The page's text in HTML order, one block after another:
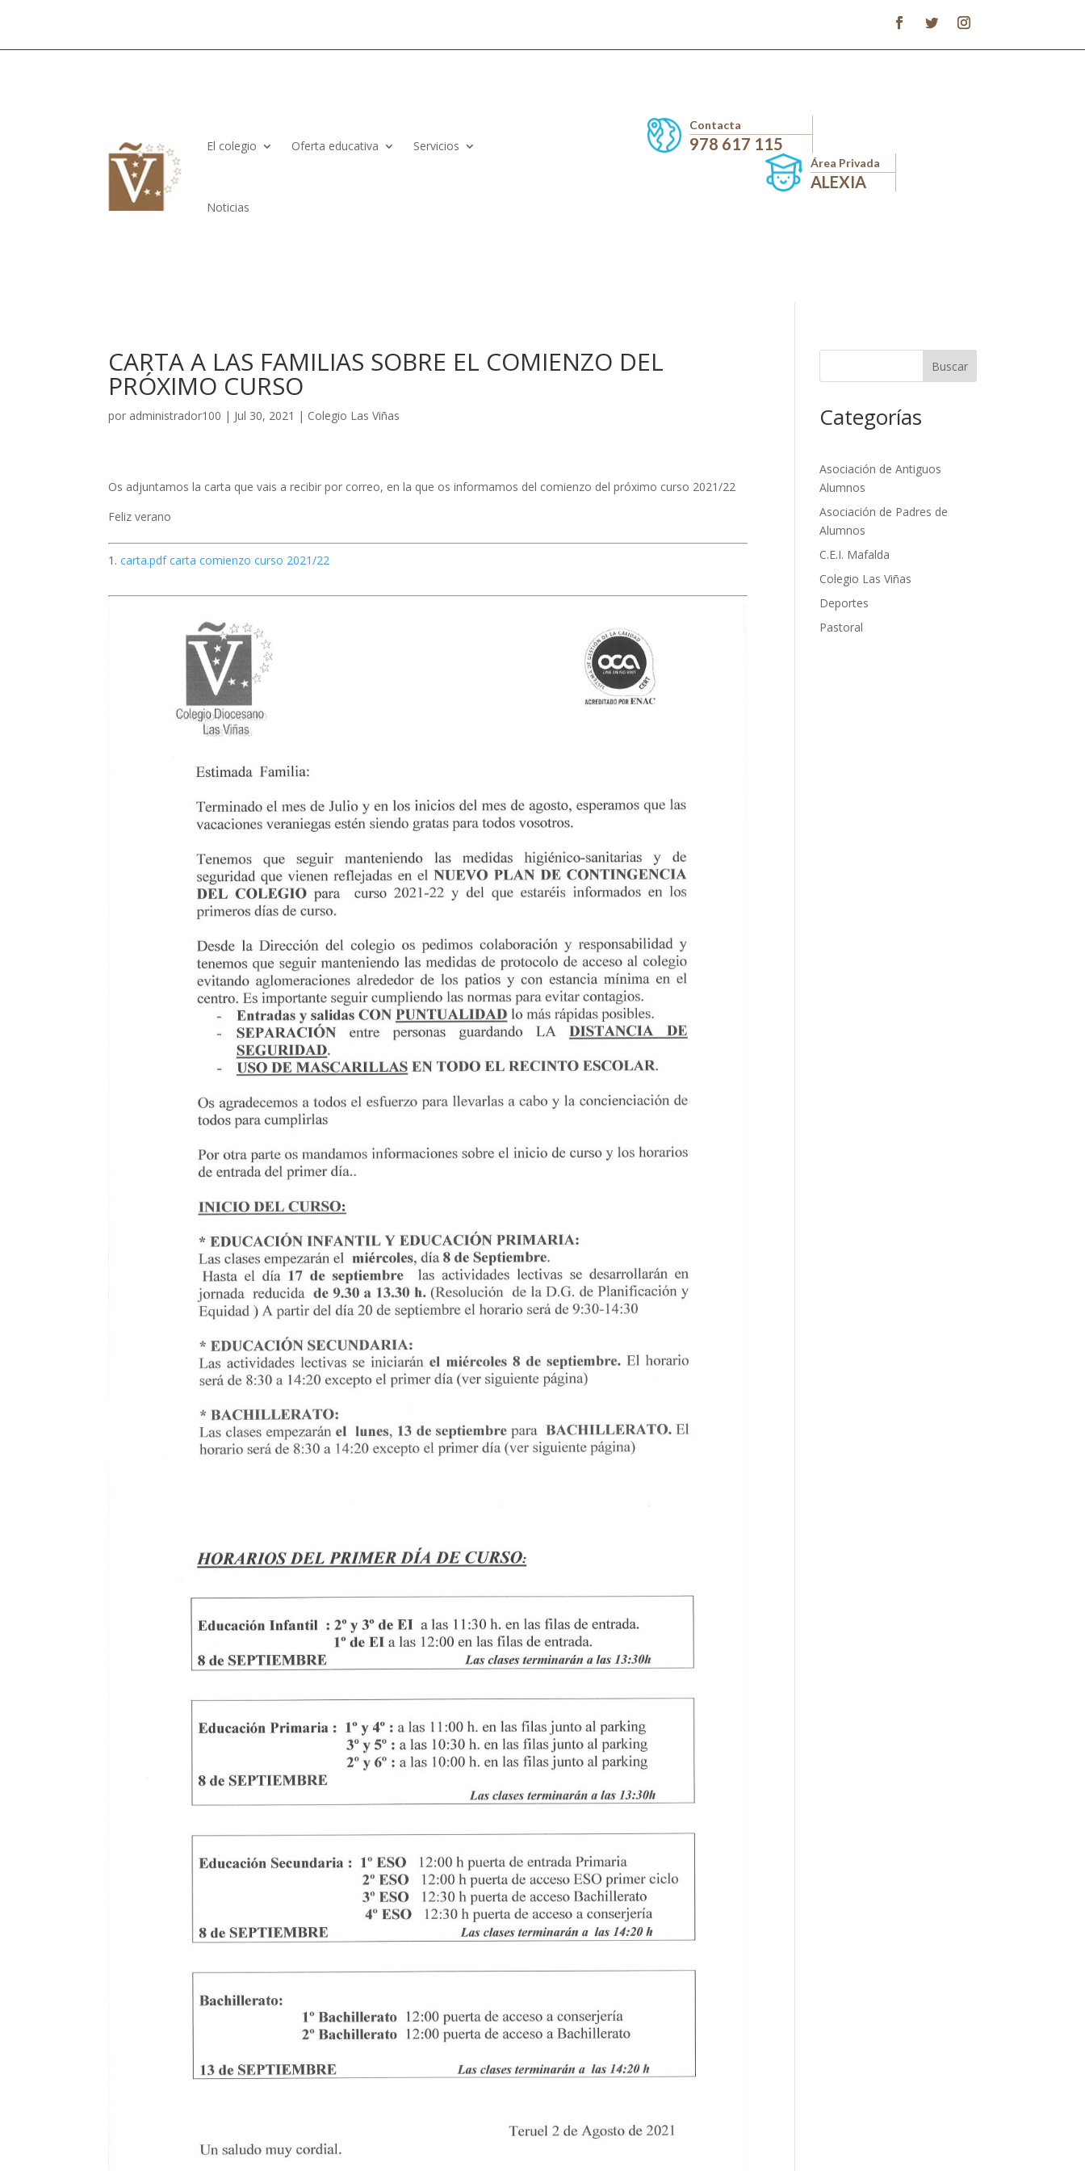
El colegio Oferta educativa Servicios
Noticias
Contacta
978 617 115
Área Privada
ALEXIA
CARTA A LAS FAMILIAS SOBRE EL COMIENZO DEL
PRÓXIMO CURSO
por administrador100 | Jul 30, 2021 | Colegio Las Viñas
Os adjuntamos la carta que vais a recibir por correo, en la que os informamos del comienzo del próximo curso 2021/22
Feliz verano
carta.pdf carta comienzo curso 2021/22
Buscar
Categorías
Asociación de Antiguos
Alumnos
Asociación de Padres de
Alumnos
C.E.I. Mafalda
Colegio Las Viñas
Deportes
Pastoral